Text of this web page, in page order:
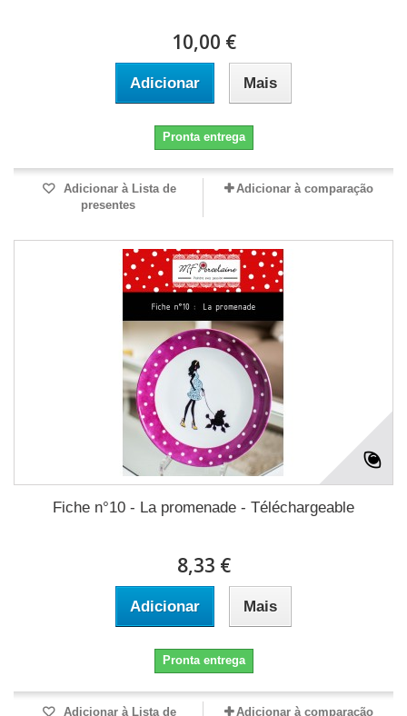
10,00 €
Adicionar Mais
Pronta entrega
Adicionar à Lista de
presentes
Adicionar à comparação
Fiche n°10 - La promenade - Téléchargeable
8,33 €
Adicionar Mais
Pronta entrega
Adicionar à Lista de Adicionar à comparação